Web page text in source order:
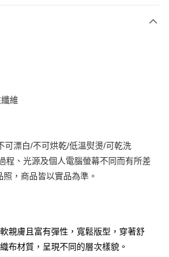
台灣大哥大用戶可立即使用無須另外申請。
欲分期的期數、繳款截止日，確認付款後即完
用金額請依後續交易確認頁面所載為準。
往確認交易或遇審核未通過，訂單將自動取
狀況，表示未達大哥付你分期系統評分，恕無
品之後才付款」的支付方式。 讓您購物簡單
需綁卡、不需儲值。
訊認證，即可結帳。
維
可漂白/不可烘乾/低溫熨燙/可乾洗
程、光源及個人電腦螢幕不同而有所差
，商品皆以實品為準。
親膚且富有彈性，寬鬆版型，穿著舒
布材質，呈現不同的層次樣貌。